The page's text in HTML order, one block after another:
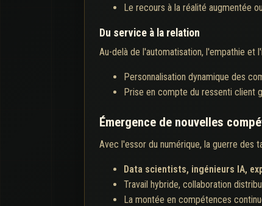
Le recours à la réalité augmentée
Du service à la relation
Au-delà de l'automatisation, l'empathie et
Personnalisation dynamique des
Prise en compte du ressenti client
Émergence de nouvelles
Avec l'essor du numérique, la guerre des
Data scientists, ingénieurs IA,
Travail hybride, collaboration
La montée en compétences